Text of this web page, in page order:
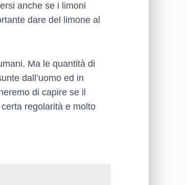
anche se i limoni
dare del limone al
Ma le quantità di
dall’uomo ed in
di capire se il
regolarità e molto